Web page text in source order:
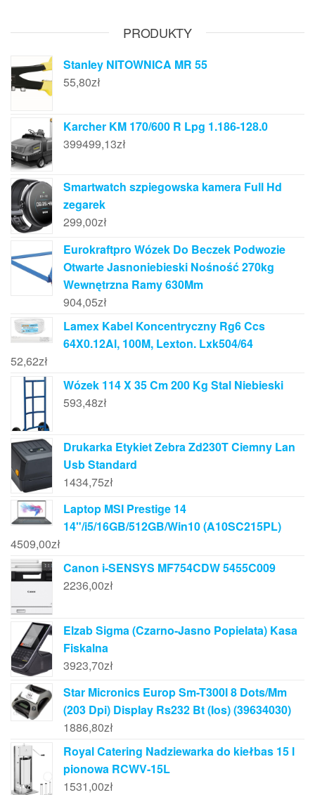
PRODUKTY
Stanley NITOWNICA MR 55
55,80zł
Karcher KM 170/600 R Lpg 1.186-128.0
399499,13zł
Smartwatch szpiegowska kamera Full Hd
zegarek
299,00zł
Eurokraftpro Wózek Do Beczek Podwozie
Otwarte Jasnoniebieski Nośność 270kg
Wewnętrzna Ramy 630Mm
904,05zł
Lamex Kabel Koncentryczny Rg6 Ccs
64X0.12Al, 100M, Lexton. Lxk504/64
52,62zł
Wózek 114 X 35 Cm 200 Kg Stal Niebieski
593,48zł
Drukarka Etykiet Zebra Zd230T Ciemny Lan
Usb Standard
1434,75zł
Laptop MSI Prestige 14
14"/i5/16GB/512GB/Win10 (A10SC215PL)
4509,00zł
Canon i-SENSYS MF754CDW 5455C009
2236,00zł
Elzab Sigma (Czarno-Jasno Popielata) Kasa
Fiskalna
3923,70zł
Star Micronics Europ Sm-T300I 8 Dots/Mm
(203 Dpi) Display Rs232 Bt (Ios) (39634030)
1886,80zł
Royal Catering Nadziewarka do kiełbas 15 l
pionowa RCWV-15L
1531,00zł